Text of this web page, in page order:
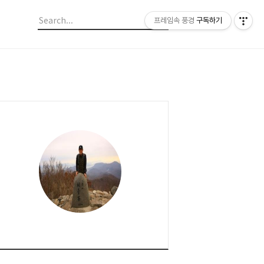
프레임속 풍경 구독하기